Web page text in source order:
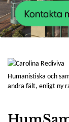
Humanistiska och
andra fält, enligt ny